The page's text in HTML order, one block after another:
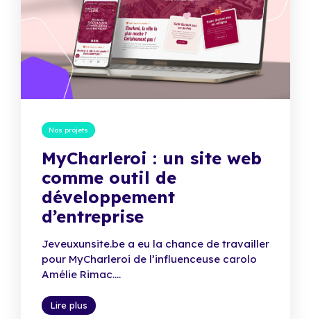
Nos projets
MyCharleroi : un site web
comme outil de
développement
d’entreprise
Jeveuxunsite.be a eu la chance de travailler
pour MyCharleroi de l’influenceuse carolo
Amélie Rimac....
Lire plus